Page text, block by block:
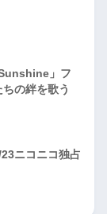
」フ
の絆を歌う
ニコニコ独占